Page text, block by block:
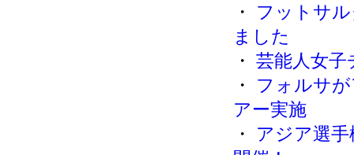
・ フットサ
ました
・ 芸能人女子
・ フォルサ
アー実施
・ アジア選